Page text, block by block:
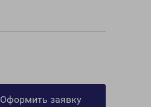
Оформить заявку